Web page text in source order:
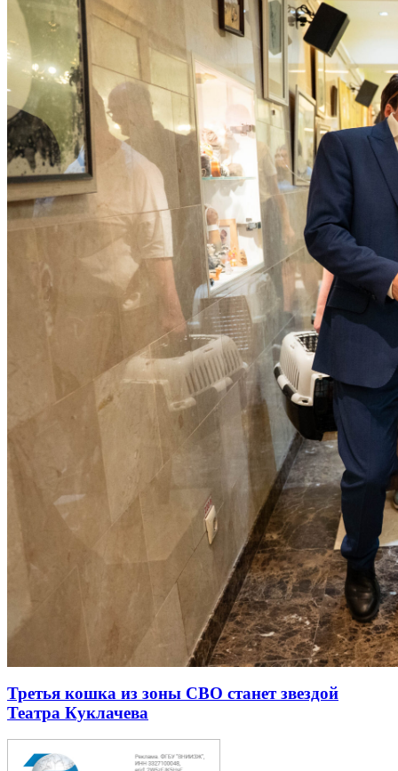
Третья кошка из зоны СВО станет звездой
Театра Куклачева